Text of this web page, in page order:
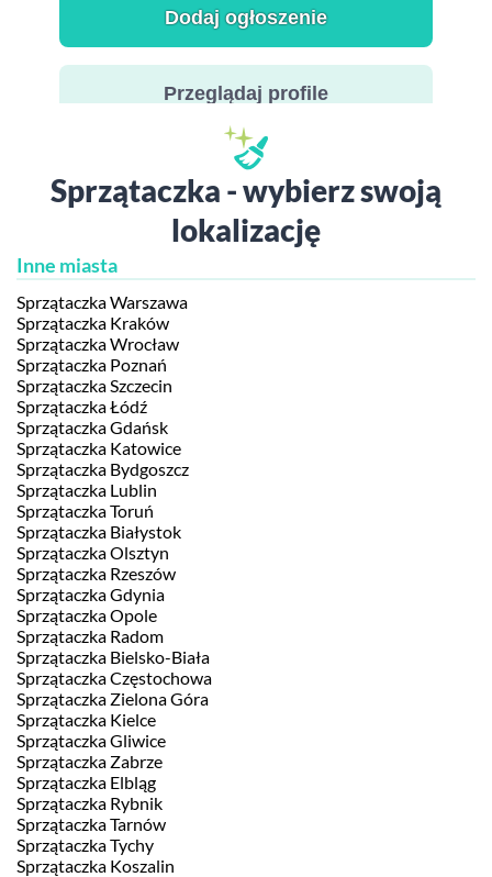
Dodaj ogłoszenie
Przeglądaj profile
Sprzątaczka - wybierz swoją
lokalizację
Inne miasta
Sprzątaczka Warszawa
Sprzątaczka Kraków
Sprzątaczka Wrocław
Sprzątaczka Poznań
Sprzątaczka Szczecin
Sprzątaczka Łódź
Sprzątaczka Gdańsk
Sprzątaczka Katowice
Sprzątaczka Bydgoszcz
Sprzątaczka Lublin
Sprzątaczka Toruń
Sprzątaczka Białystok
Sprzątaczka Olsztyn
Sprzątaczka Rzeszów
Sprzątaczka Gdynia
Sprzątaczka Opole
Sprzątaczka Radom
Sprzątaczka Bielsko-Biała
Sprzątaczka Częstochowa
Sprzątaczka Zielona Góra
Sprzątaczka Kielce
Sprzątaczka Gliwice
Sprzątaczka Zabrze
Sprzątaczka Elbląg
Sprzątaczka Rybnik
Sprzątaczka Tarnów
Sprzątaczka Tychy
Sprzątaczka Koszalin